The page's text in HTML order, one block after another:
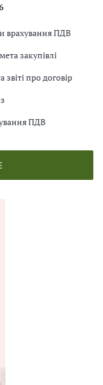
врахування ПДВ
закупівлі
про договір
ПДВ